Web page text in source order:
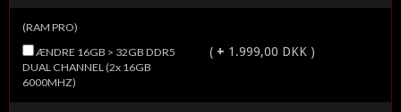
(RAM PRO)
DUAL CHANNEL (2x 16GB
6000MHZ)
( + 1.999,00 DKK )